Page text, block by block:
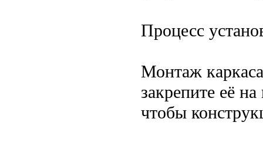
Процесс
Монтаж
закрепите её
чтобы